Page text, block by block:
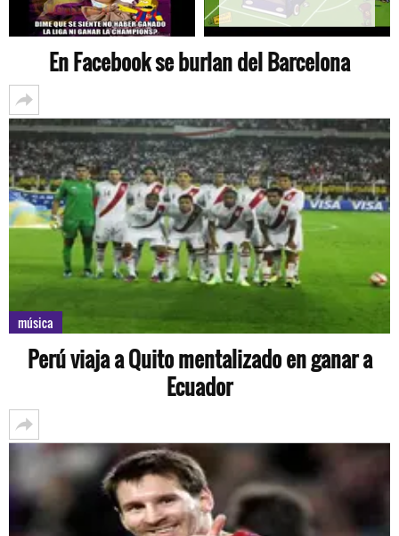
En Facebook se burlan del Barcelona
música
Perú viaja a Quito mentalizado en ganar a
Ecuador